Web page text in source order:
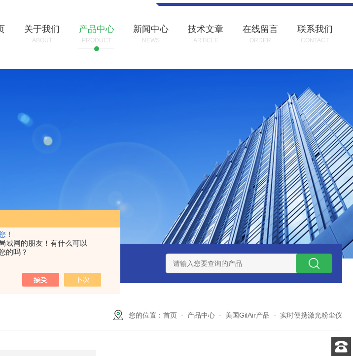
！
域网的朋友！有什么可以
的吗？
关于我们
ABOUT
产品中心
PRODUCT
新闻中心
NEWS
技术文章
ARTICLE
在线留言
ORDER
联系我们
CONTACT
气体质量流量计 CQB300数字恒流矿用防爆个体空气采样器 CQB1500数字恒流防爆矿用
您的位置： 首页 - 产品中心 - 美国GilAir产品 - 实时便携激光粉尘仪